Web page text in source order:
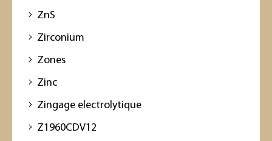
ZnS
Zirconium
Zones
Zinc
Zingage electrolytique
Z1960CDV12